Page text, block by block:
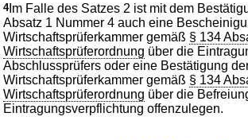
4Im Falle des Satzes 2 ist mit dem
Absatz 1 Nummer 4 auch eine
Wirtschaftsprüferkammer gemäß § 134
Wirtschaftsprüferordnung über die
Abschlussprüfers oder eine Bestätigung
Wirtschaftsprüferkammer gemäß § 134
Wirtschaftsprüferordnung über die
Eintragungsverpflichtung offenzulegen.